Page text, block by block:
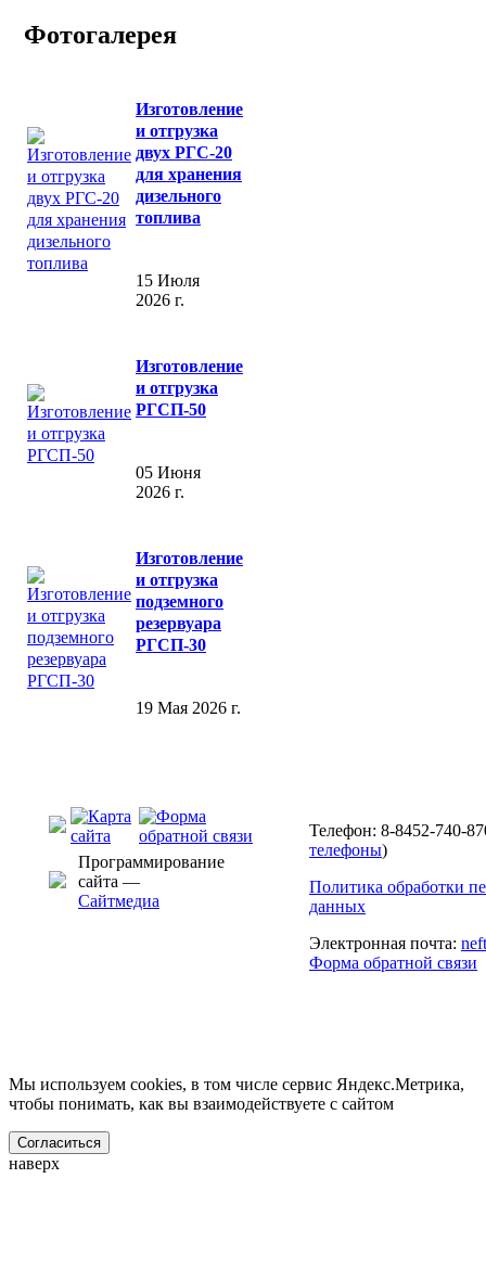
Фотогалерея
Изготовление
и отгрузка
двух РГС-20
для хранения
дизельного
топлива
15 Июля
2026 г.
Изготовление
и отгрузка
РГСП-50
05 Июня
2026 г.
Изготовление
и отгрузка
подземного
резервуара
РГСП-30
19 Мая 2026 г.
Программирование
сайта —
Сайтмедиа
Телефон: 8-8452-740-
телефоны)
Политика обработки
данных
Электронная почта:
Форма обратной связи
Мы используем cookies, в том числе сервис Яндекс.Метрика,
чтобы понимать, как вы взаимодействуете с сайтом
Согласиться
наверх